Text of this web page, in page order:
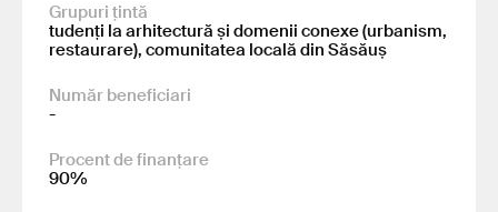
Grupuri țintă
tudenți la arhitectură și domenii conexe (urbanism,
restaurare), comunitatea locală din Săsăuș
Număr beneficiari
-
Procent de finanțare
90%